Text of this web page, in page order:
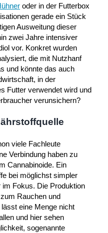
oder in der Futterbox
gerade ein Stück
Ausweitung dieser
zwei Jahre intensiver
vor. Konkret wurden
die mit Nutzhanf
und könnte das auch
in der
Futter verwendet wird und
verunsichern?
viele Fachleute
Verbindung haben zu
Cannabinoide. Ein
bei möglichst simpler
im Fokus. Die Produktion
Rauchen und
eine Menge nicht
und hier sehen
sogenannte